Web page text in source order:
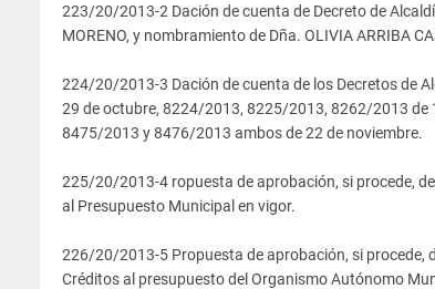
223/20/2013-2 Dación de cuenta de Decreto de
MORENO, y nombramiento de Dña. OLIVIA ARRIBA
224/20/2013-3 Dación de cuenta de los Decretos de
29 de octubre, 8224/2013, 8225/2013, 8262/2013 de
8475/2013 y 8476/2013 ambos de 22 de noviembre.
225/20/2013-4 ropuesta de aprobación, si procede,
al Presupuesto Municipal en vigor.
226/20/2013-5 Propuesta de aprobación, si procede,
Créditos al presupuesto del Organismo Autónomo